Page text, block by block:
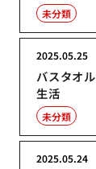
未分類
バスタオ
生活
2025.05.25
未分類
2025.05.24